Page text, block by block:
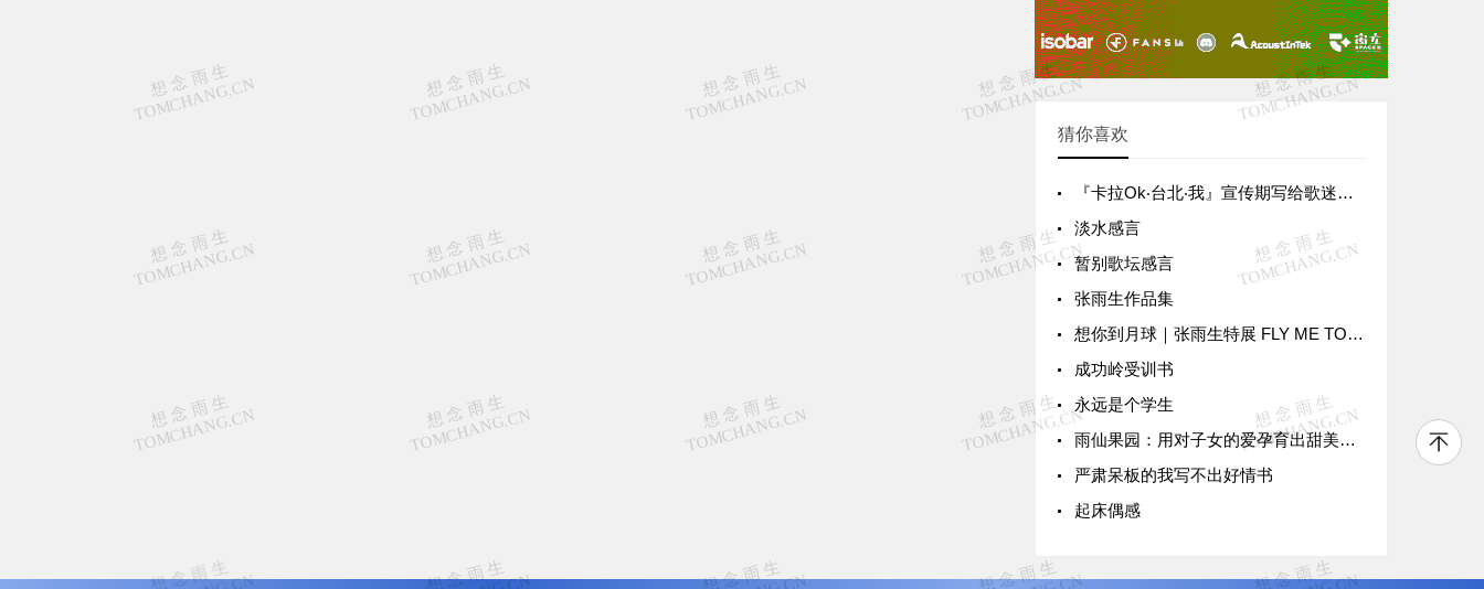
猜你喜欢
『卡拉Ok‧台北‧我』宣传期写给歌迷的一封信
淡水感言
暂别歌坛感言
张雨生作品集
想你到月球｜张雨生特展 FLY ME TO THE MOON & BACK
成功岭受训书
永远是个学生
雨仙果园：用对子女的爱孕育出甜美果实
严肃呆板的我写不出好情书
起床偶感